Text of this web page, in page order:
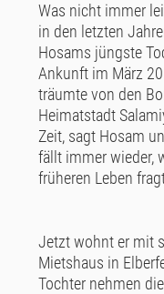
Was nicht immer
in den letzten
Hosams jüngste
Ankunft im März
träumte von den
Heimatstadt
Zeit, sagt Hosam
fällt immer wieder,
früheren Leben
Jetzt wohnt er mit
Mietshaus in
Tochter nehmen